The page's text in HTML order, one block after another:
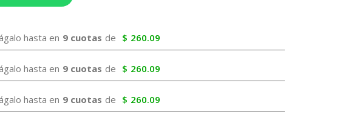
hasta en 9 cuotas de $ 260.09
hasta en 9 cuotas de $ 260.09
hasta en 9 cuotas de $ 260.09